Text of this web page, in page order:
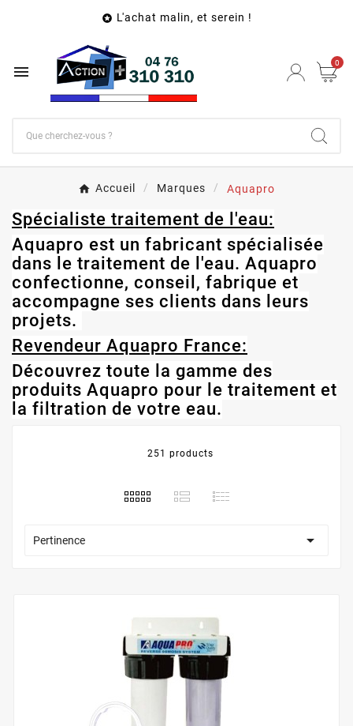
 L'achat malin, et serein !
 0
Accueil Marques Aquapro
Spécialiste traitement de l'eau:
Aquapro est un fabricant spécialisée
dans le traitement de l'eau. Aquapro
confectionne, conseil, fabrique et
accompagne ses clients dans leurs
projets.
Revendeur Aquapro France:
Découvrez toute la gamme des
produits Aquapro pour le traitement et
la filtration de votre eau.
251 products
Pertinence 